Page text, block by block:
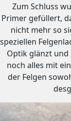
Zum Schluss
Primer gefüllert,
nicht mehr so
speziellen
Optik glänzt und
noch alles mit
der Felgen